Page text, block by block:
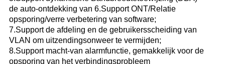
de auto-ontdekking van 6.Support ONT/Relatie
opsporing/verre verbetering van software;
7.Support de afdeling en de gebruikersscheiding van
VLAN om uitzendingsonweer te vermijden;
8.Support macht-van alarmfunctie, gemakkelijk voor de
opsporing van het verbindingsprobleem